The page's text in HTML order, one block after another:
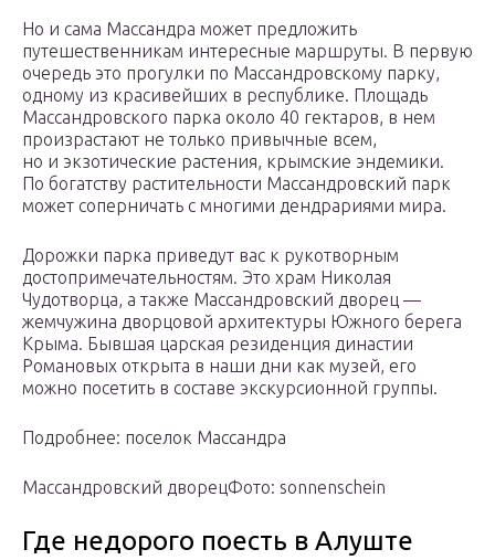
Но и сама Массандра может предложить
путешественникам интересные маршруты. В первую
очередь это прогулки по Массандровскому парку,
одному из красивейших в республике. Площадь
Массандровского парка около 40 гектаров, в нем
произрастают не только привычные всем,
но и экзотические растения, крымские эндемики.
По богатству растительности Массандровский парк
может соперничать с многими дендрариями мира.
Дорожки парка приведут вас к рукотворным
достопримечательностям. Это храм Николая
Чудотворца, а также Массандровский дворец —
жемчужина дворцовой архитектуры Южного берега
Крыма. Бывшая царская резиденция династии
Романовых открыта в наши дни как музей, его
можно посетить в составе экскурсионной группы.
Подробнее: поселок Массандра
Массандровский дворецФото: sonnenschein
Где недорого поесть в Алуште